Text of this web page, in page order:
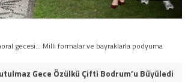
gecesi... Milli formalar ve bayraklarla podyuma
Gece Özülkü Çifti Bodrum’u Büyüledi